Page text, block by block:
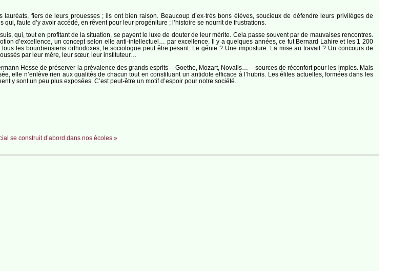
fiers de leurs prouesses ; ils ont bien raison. Beaucoup d’ex-très bons élèves, soucieux de défendre leurs privilèges de
faute d’y avoir accédé, en rêvent pour leur progéniture ; l’histoire se nourrit de frustrations.
qui, tout en profitant de la situation, se payent le luxe de douter de leur mérite. Cela passe souvent par de mauvaises rencontres.
d’excellence, un concept selon elle anti-intellectuel… par excellence. Il y a quelques années, ce fut Bernard Lahire et les 1 200
les bourdieusiens orthodoxes, le sociologue peut être pesant. Le génie ? Une imposture. La mise au travail ? Un concours de
par leur mère, leur sœur, leur instituteur…
Hesse de préserver la prévalence des grands esprits – Goethe, Mozart, Novalis… – sources de réconfort pour les impies. Mais
elle n’enlève rien aux qualités de chacun tout en constituant un antidote efficace à l’hubris. Les élites actuelles, formées dans les
y sont un peu plus exposées. C’est peut-être un motif d’espoir pour notre société.
se construit d’abord dans nos écoles »